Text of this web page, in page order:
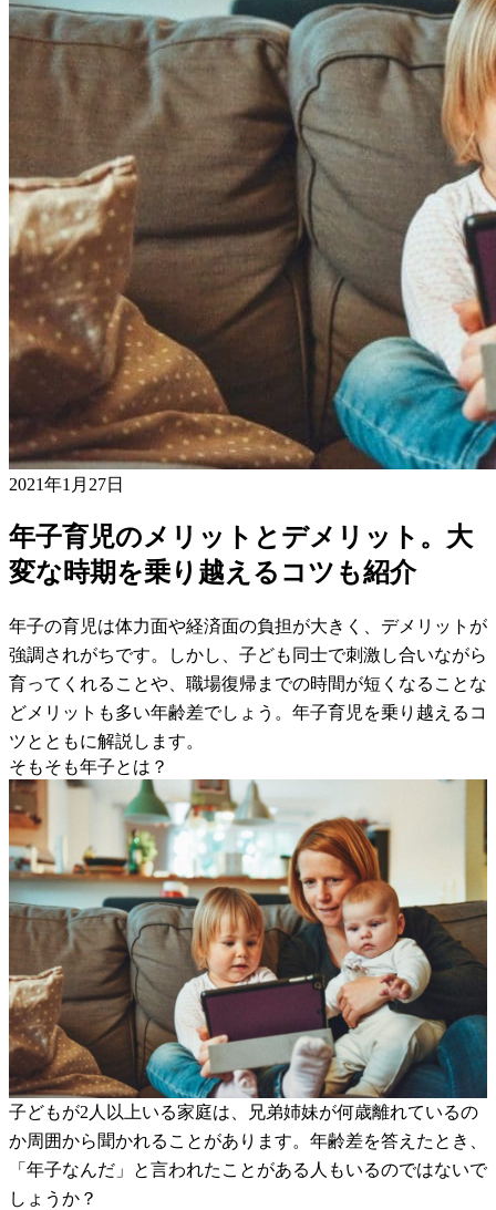
2021年1月27日
年子育児のメリットとデメリット。大
変な時期を乗り越えるコツも紹介
年子の育児は体力面や経済面の負担が大きく、デメリットが
強調されがちです。しかし、子ども同士で刺激し合いながら
育ってくれることや、職場復帰までの時間が短くなることな
どメリットも多い年齢差でしょう。年子育児を乗り越えるコ
ツとともに解説します。
そもそも年子とは？
子どもが2人以上いる家庭は、兄弟姉妹が何歳離れているの
か周囲から聞かれることがあります。年齢差を答えたとき、
「年子なんだ」と言われたことがある人もいるのではないで
しょうか？